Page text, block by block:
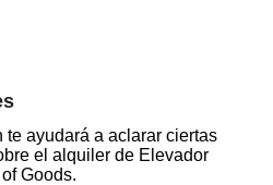
te ayudará a aclarar ciertas
el alquiler de Elevador
Goods.